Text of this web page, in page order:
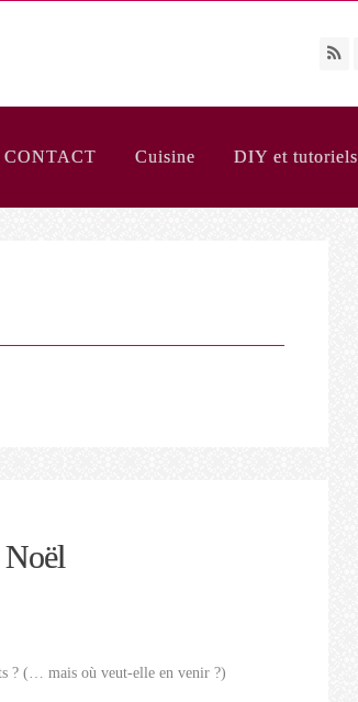
CONTACT Cuisine DIY et tutoriels
? (… mais où veut-elle en venir ?)